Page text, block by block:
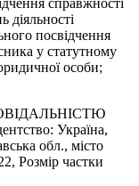
діяльності
посвідчення
у статутному
особи;
Україна,
обл., місто
Розмір частки